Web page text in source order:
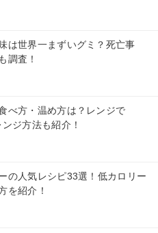
は世界一まずいグミ？死亡事
調査！
べ方・温め方は？レンジで
ジ方法も紹介！
の人気レシピ33選！低カロリー
を紹介！